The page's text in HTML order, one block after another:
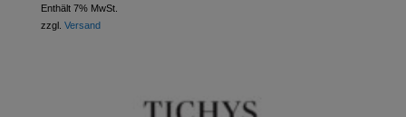
Enthält 7% MwSt.
zzgl. Versand